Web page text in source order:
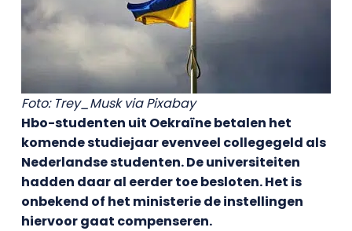
Foto: Trey_Musk via Pixabay
Hbo-studenten uit Oekraïne betalen het
komende studiejaar evenveel collegegeld als
Nederlandse studenten.De universiteiten
hadden daar al eerder toe besloten. Het is
onbekend of het ministerie de instellingen
hiervoor gaat compenseren.